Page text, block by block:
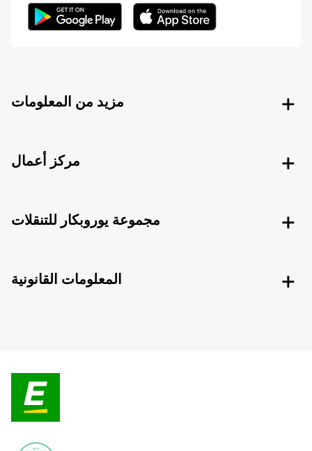
مزيد من المعلومات
مركز أعمال
مجموعة يوروبكار للتنقلات
المعلومات القانونية